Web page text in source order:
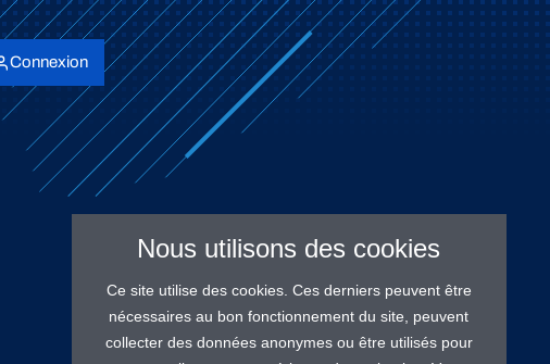
Connexion
Nous utilisons des cookies
Ce site utilise des cookies. Ces derniers peuvent être
nécessaires au bon fonctionnement du site, peuvent
collecter des données anonymes ou être utilisés pour